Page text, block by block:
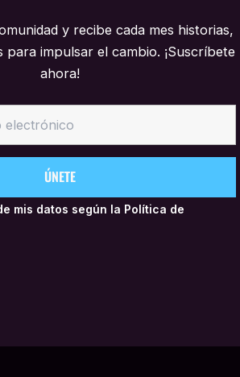
y recibe cada mes historias,
impulsar el cambio. ¡Suscríbete
ahora!
mis datos según la Política de